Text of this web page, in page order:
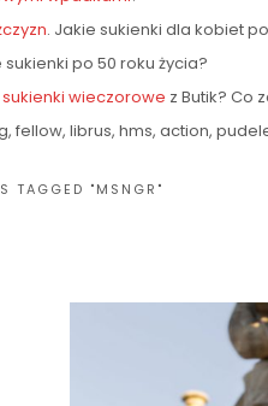
. Jakie sukienki dla kobiet
po 50 roku życia?
sukienki wieczorowe z Butik? Co
fellow, librus, hms, action,
TAGGED "MSNGR"